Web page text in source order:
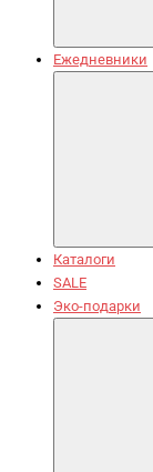
Ежедневники
Каталоги
SALE
Эко-подарки